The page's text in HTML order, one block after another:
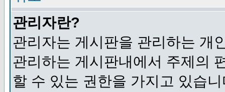
관리자란?
관리자는 게시판을 관리하는 개
관리하는 게시판내에서 주제의
할 수 있는 권한을 가지고 있습